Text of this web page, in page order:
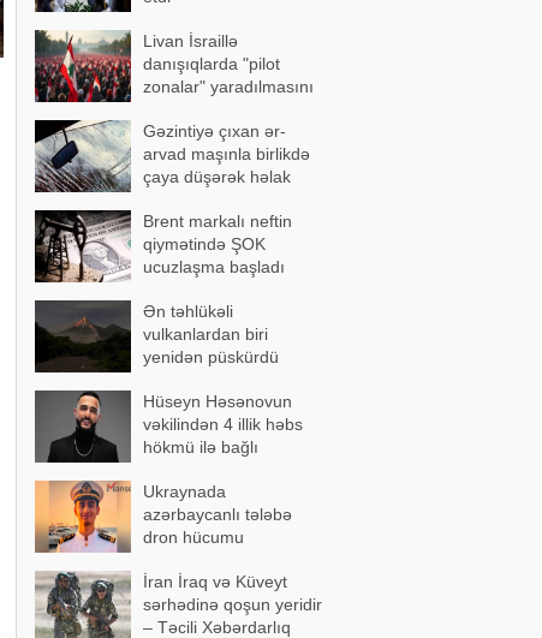
Livan İsraillə
danışıqlarda "pilot
zonalar" yaradılmasını
Gəzintiyə çıxan ər-
arvad maşınla birlikdə
çaya düşərək həlak
Brent markalı neftin
qiymətində ŞOK
ucuzlaşma başladı
Ən təhlükəli
vulkanlardan biri
yenidən püskürdü
Hüseyn Həsənovun
vəkilindən 4 illik həbs
hökmü ilə bağlı
Ukraynada
azərbaycanlı tələbə
dron hücumu
Vəziyyəti ağırdırİran İraq və Küveyt
sərhədinə qoşun yeridir
– Təcili Xəbərdarlıq